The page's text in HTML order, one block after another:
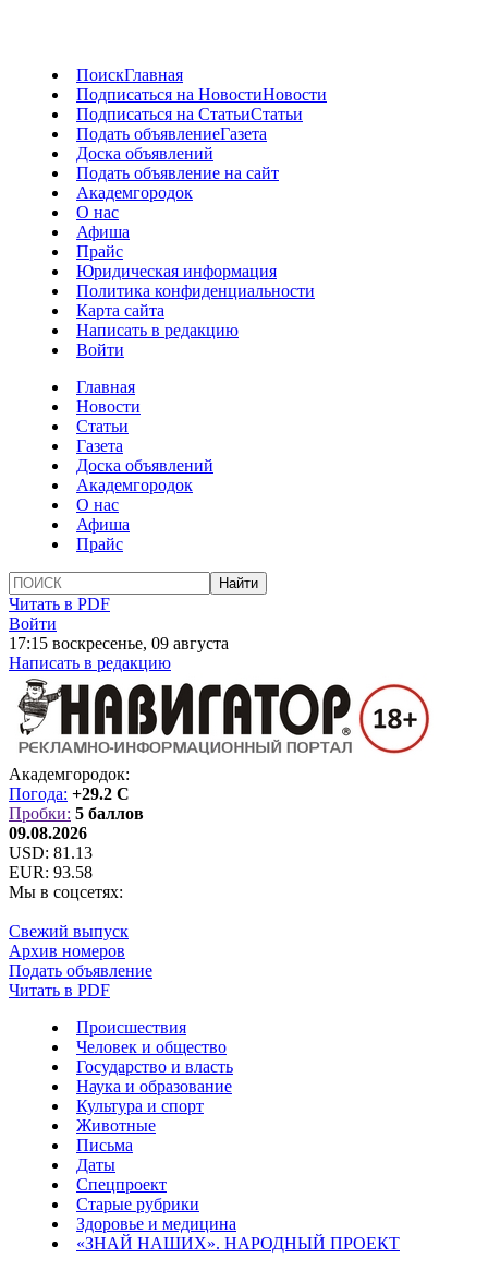
ПоискГлавная
Подписаться на НовостиНовости
Подписаться на СтатьиСтатьи
Подать объявлениеГазета
Доска объявлений
Подать объявление на сайт
Академгородок
О нас
Афиша
Прайс
Юридическая информация
Политика конфиденциальности
Карта сайта
Написать в редакцию
Войти
Главная
Новости
Статьи
Газета
Доска объявлений
Академгородок
О нас
Афиша
Прайс
Читать в PDF
Войти
17:15 воскресенье, 09 августа
Написать в редакцию
Академгородок:
Погода: +29.2 C
Пробки: 5 баллов
09.08.2026
USD: 81.13
EUR: 93.58
Мы в соцсетях:
Свежий выпуск
Архив номеров
Подать объявление
Читать в PDF
Происшествия
Человек и общество
Государство и власть
Наука и образование
Культура и спорт
Животные
Письма
Даты
Спецпроект
Старые рубрики
Здоровье и медицина
«ЗНАЙ НАШИХ». НАРОДНЫЙ ПРОЕКТ